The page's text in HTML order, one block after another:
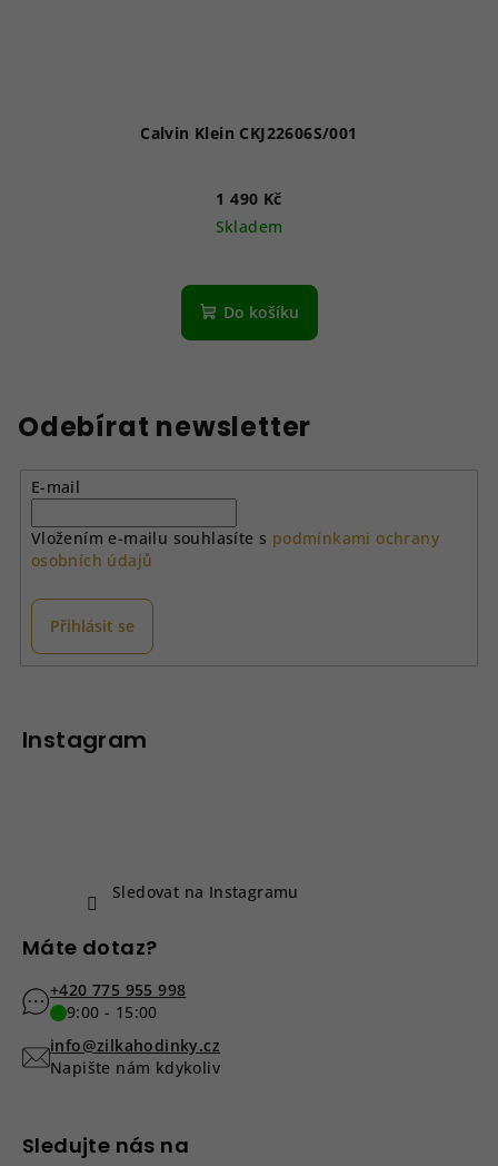
Calvin Klein CKJ22606S/001
1 490 Kč
Skladem
Do košíku
Odebírat newsletter
E-mail
Vložením e-mailu souhlasíte s podmínkami ochrany
osobních údajů
Přihlásit se
Instagram
Sledovat na Instagramu
Máte dotaz?
+420 775 955 998
9:00 - 15:00
info@zilkahodinky.cz
Napište nám kdykoliv
Sledujte nás na